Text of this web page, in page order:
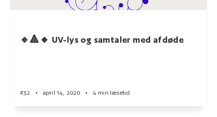
🔹🔺🔸 UV-lys og samtaler med afdøde
#32 • april 14, 2020 • 4 min læsetid